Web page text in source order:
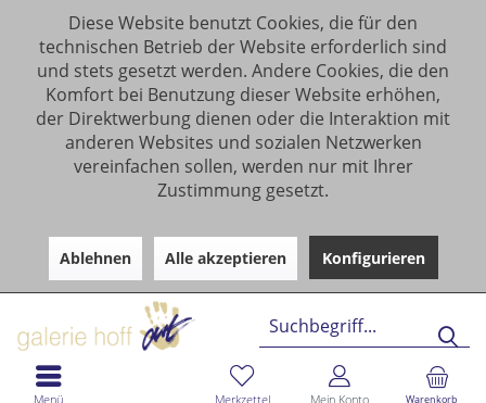
Diese Website benutzt Cookies, die für den
technischen Betrieb der Website erforderlich sind
und stets gesetzt werden. Andere Cookies, die den
Komfort bei Benutzung dieser Website erhöhen,
der Direktwerbung dienen oder die Interaktion mit
anderen Websites und sozialen Netzwerken
vereinfachen sollen, werden nur mit Ihrer
Zustimmung gesetzt.
Ablehnen Alle akzeptieren Konfigurieren
Warenkorb
Merkzettel Mein Konto
Menü